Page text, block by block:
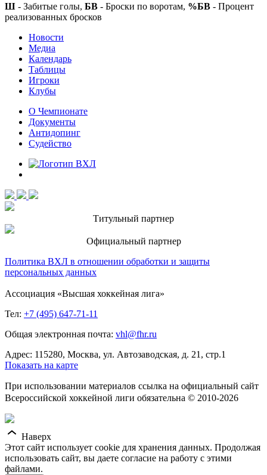
Ш - Забитые голы, БВ - Броски по воротам, %БВ - Процент
реализованных бросков
Новости
Медиа
Календарь
Таблицы
Игроки
Клубы
О Чемпионате
Документы
Антидопинг
Судейство
Титульный партнер
Официальный партнер
Политика ВХЛ в отношении обработки и защиты
персональных данных
Ассоциация «Высшая хоккейная лига»
Тел: +7 (495) 647-71-11
Общая электронная почта: vhl@fhr.ru
Адрес: 115280, Москва, ул. Автозаводская, д. 21, стр.1
Показать на карте
При использовании материалов ссылка на официальный сайт
Всероссийской хоккейной лиги обязательна © 2010-2026
Наверх
Этот сайт использует cookie для хранения данных. Продолжая
использовать сайт, вы даете согласие на работу с этими
файлами.